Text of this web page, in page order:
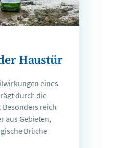
Haustür
eines
durch die
Besonders reich
aus Gebieten,
Brüche